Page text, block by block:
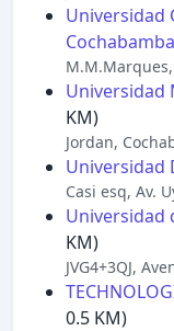
Universidad
Cochabamba
Universidad
KM)
Jordan,
Universidad
Casi esq, Av.
Universidad
KM)
JVG4+3QJ,
0.5 KM)